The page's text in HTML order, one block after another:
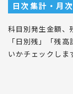
日次集計・月
科目別発生金額、
「日別残」「残
いかチェックしま